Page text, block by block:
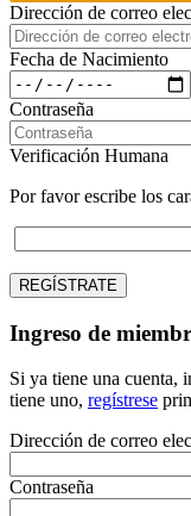
Dirección de correo
Fecha de Nacimiento
Contraseña
Verificación Humana
Por favor escribe los
REGÍSTRATE
Ingreso de
Si ya tiene una cuenta,
tiene uno, regístrese
Dirección de correo
Contraseña